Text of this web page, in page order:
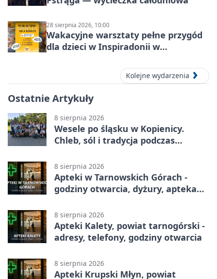
28 sierpnia 2026, 10:00
Wakacyjne warsztaty pełne przygód
dla dzieci w Inspiradonii w
Kolejne wydarzenia
Ostatnie Artykuły
8 sierpnia 2026
Wesele po śląsku w Kopienicy.
Chleb, sól i tradycja podczas
8 sierpnia 2026
Apteki w Tarnowskich Górach -
godziny otwarcia, dyżury, apteka
8 sierpnia 2026
Apteki Kalety, powiat tarnogórski -
adresy, telefony, godziny otwarcia
8 sierpnia 2026
Apteki Krupski Młyn, powiat